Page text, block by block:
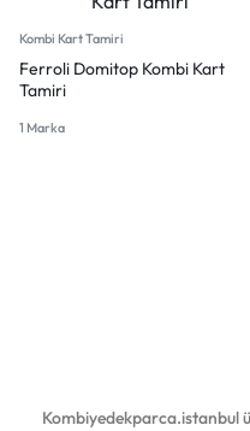
Kombi Kart Tamiri
Ferroli Domitop Kombi Kart
Tamiri
1 Marka
Kombiyedekparca.istanbul